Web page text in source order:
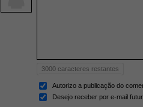
3000 caracteres restantes
Autorizo a publicação do
Desejo receber por e-mail